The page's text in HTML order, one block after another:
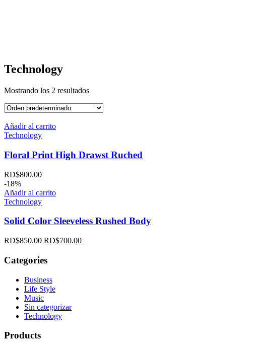
Technology
Mostrando los 2 resultados
Añadir al carrito
Technology
Floral Print High Drawst Ruched
RD$800.00
-18%
Añadir al carrito
Technology
Solid Color Sleeveless Rushed Body
RD$850.00 RD$700.00
Categories
Business
Life Style
Music
Sin categorizar
Technology
Products